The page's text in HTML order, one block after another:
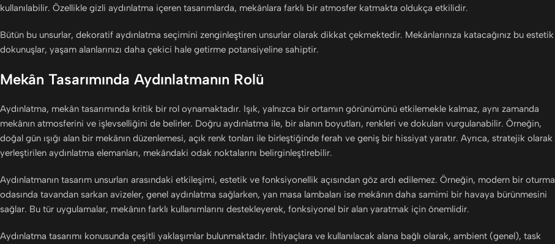
kullanılabilir. Özellikle gizli aydınlatma içeren tasarımlarda, mekânlara farklı bir atmosfer katmakta oldukça etkilidir.
Bütün bu unsurlar, dekoratif aydınlatma seçimini zenginleştiren unsurlar olarak dikkat çekmektedir. Mekânlarınıza katacağınız bu estetik
dokunuşlar, yaşam alanlarınızı daha çekici hale getirme potansiyeline sahiptir.
Mekân Tasarımında Aydınlatmanın Rolü
Aydınlatma, mekân tasarımında kritik bir rol oynamaktadır. Işık, yalnızca bir ortamın görünümünü etkilemekle kalmaz, aynı zamanda
mekânın atmosferini ve işlevselliğini de belirler. Doğru aydınlatma ile, bir alanın boyutları, renkleri ve dokuları vurgulanabilir. Örneğin,
doğal gün ışığı alan bir mekânın düzenlemesi, açık renk tonları ile birleştiğinde ferah ve geniş bir hissiyat yaratır. Ayrıca, stratejik olarak
yerleştirilen aydınlatma elemanları, mekândaki odak noktalarını belirginleştirebilir.
Aydınlatmanın tasarım unsurları arasındaki etkileşimi, estetik ve fonksiyonellik açısından göz ardı edilemez. Örneğin, modern bir oturma
odasında tavandan sarkan avizeler, genel aydınlatma sağlarken, yan masa lambaları ise mekânın daha samimi bir havaya bürünmesini
sağlar. Bu tür uygulamalar, mekânın farklı kullanımlarını destekleyerek, fonksiyonel bir alan yaratmak için önemlidir.
Aydınlatma tasarımı konusunda çeşitli yaklaşımlar bulunmaktadır. İhtiyaçlara ve kullanılacak alana bağlı olarak, ambient (genel), task